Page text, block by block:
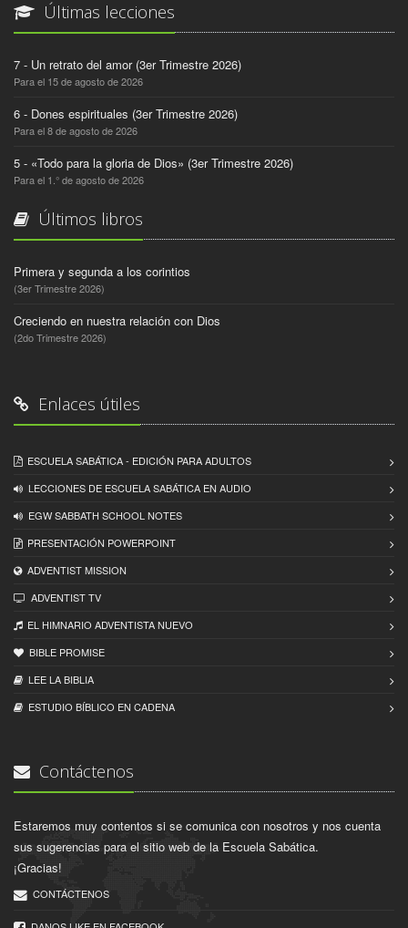
Últimas lecciones
7 - Un retrato del amor (3er Trimestre 2026)
Para el 15 de agosto de 2026
6 - Dones espirituales (3er Trimestre 2026)
Para el 8 de agosto de 2026
5 - «Todo para la gloria de Dios» (3er Trimestre 2026)
Para el 1.° de agosto de 2026
Últimos libros
Primera y segunda a los corintios
(3er Trimestre 2026)
Creciendo en nuestra relación con Dios
(2do Trimestre 2026)
Enlaces útiles
ESCUELA SABÁTICA - EDICIÓN PARA ADULTOS
LECCIONES DE ESCUELA SABÁTICA EN AUDIO
EGW SABBATH SCHOOL NOTES
PRESENTACIÓN POWERPOINT
ADVENTIST MISSION
ADVENTIST TV
EL HIMNARIO ADVENTISTA NUEVO
BIBLE PROMISE
LEE LA BIBLIA
ESTUDIO BÍBLICO EN CADENA
Contáctenos
Estaremos muy contentos si se comunica con nosotros y nos cuenta
sus sugerencias para el sitio web de la Escuela Sabática.
¡Gracias!
CONTÁCTENOS